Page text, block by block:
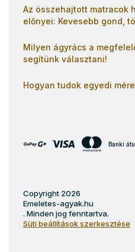
Az összehajtott matracok
előnyei: Kevesebb gond,
Milyen ágyrács a
segítünk választani!
Hogyan tudok egyedi
Banki
Copyright 2026
Emeletes-agyak.hu
. Minden jog fenntartva.
Süti beállítások szerkesztése